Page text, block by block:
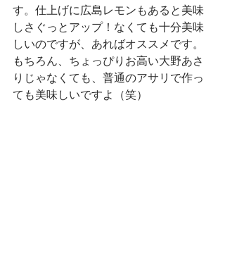
す。仕上げに広島レモンもあると美味
しさぐっとアップ！なくても十分美味
しいのですが、あればオススメです。
もちろん、ちょっぴりお高い大野あさ
りじゃなくても、普通のアサリで作っ
ても美味しいですよ（笑）